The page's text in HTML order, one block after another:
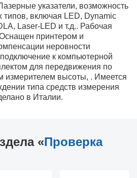
указатели, возможность
типов, включая LED, Dynamic
Laser-LED и т.д.. Рабочая
принтером и
неровности
к компьютерной
для передвижения по
измерителем высоты, . Имеется
типа средств измерения
в Италии.
«Проверка